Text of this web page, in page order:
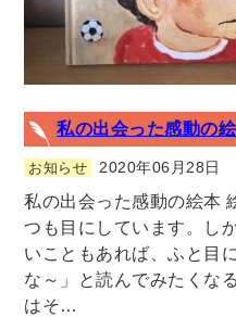
私の出会った感動の
お知らせ 2020年06月28日
私の出会った感動の絵本
つも目にしています。し
いこともあれば、ふと目
な～」と読んでみたくな
はそ…